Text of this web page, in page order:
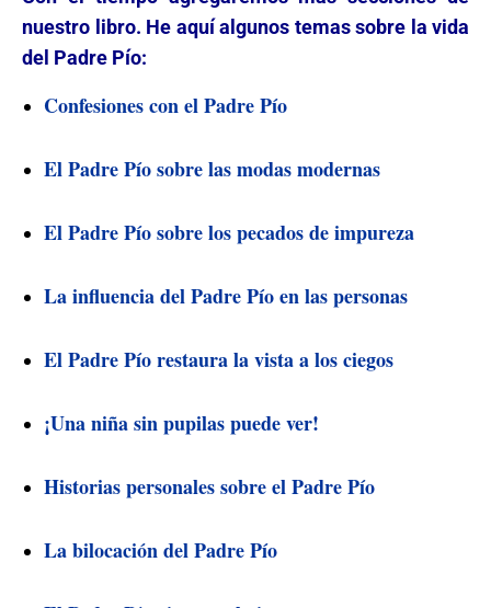
nuestro libro. He aquí algunos temas sobre la vida
del Padre Pío:
Confesiones con el Padre Pío
El Padre Pío sobre las modas modernas
El Padre Pío sobre los pecados de impureza
La influencia del Padre Pío en las personas
El Padre Pío restaura la vista a los ciegos
¡Una niña sin pupilas puede ver!
Historias personales sobre el Padre Pío
La bilocación del Padre Pío